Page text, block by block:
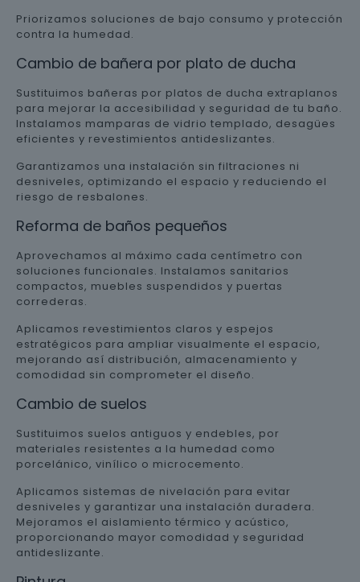
Priorizamos soluciones de bajo consumo y protección
contra la humedad.
Cambio de bañera por plato de ducha
Sustituimos bañeras por platos de ducha extraplanos
para mejorar la accesibilidad y seguridad de tu baño.
Instalamos mamparas de vidrio templado, desagües
eficientes y revestimientos antideslizantes.
Garantizamos una instalación sin filtraciones ni
desniveles, optimizando el espacio y reduciendo el
riesgo de resbalones.
Reforma de baños pequeños
Aprovechamos al máximo cada centímetro con
soluciones funcionales. Instalamos sanitarios
compactos, muebles suspendidos y puertas
correderas.
Aplicamos revestimientos claros y espejos
estratégicos para ampliar visualmente el espacio,
mejorando así distribución, almacenamiento y
comodidad sin comprometer el diseño.
Cambio de suelos
Sustituimos suelos antiguos y endebles, por
materiales resistentes a la humedad como
porcelánico, vinílico o microcemento.
Aplicamos sistemas de nivelación para evitar
desniveles y garantizar una instalación duradera.
Mejoramos el aislamiento térmico y acústico,
proporcionando mayor comodidad y seguridad
antideslizante.